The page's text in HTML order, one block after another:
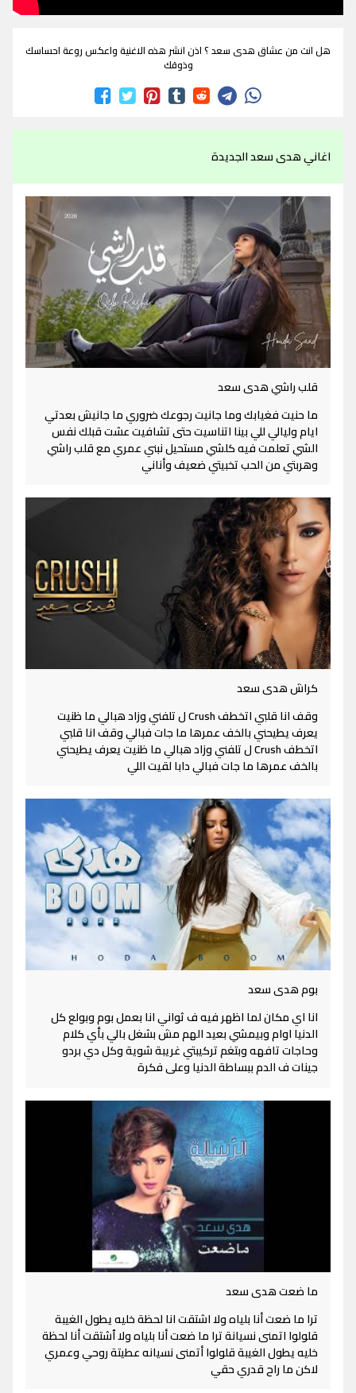
هل انت من عشاق هدى سعد ؟ اذن انشر هذه الاغنية واعكس روعة احساسك
وذوقك
اغاني هدى سعد الجديدة
قلب راشي هدى سعد
ما حنيت فغيابك وما جانيت رجوعك ضروري ما جانيش بعدتي
ايام وليالي للي بينا اتناسيت حتى تشافيت عشت قبلك نفس
الشي تعلمت فيه كلشي مستحيل نبني عمري مع قلب راشي
وهربتي من الحب تخبيتي ضعيف وأناني
كراش هدى سعد
وقف انا قلبي اتخطف Crush ل تلفني وزاد هبالي ما ظنيت
يعرف يطيحني بالخف عمرها ما جات فبالي وقف انا قلبي
اتخطف Crush ل تلفني وزاد هبالي ما ظنيت يعرف يطيحني
بالخف عمرها ما جات فبالي دابا لقيت اللي
بوم هدى سعد
انا اي مكان لما اظهر فيه ف ثواني انا بعمل بوم وبولع كل
الدنيا اوام وبيمشي بعيد الهم مش بشغل بالي بأي كلام
وحاجات تافهه وبتغم تركيبتي غريبة شوية وكل دي بردو
جينات ف الدم ببساطة الدنيا وعلى فكرة
ما ضعت هدى سعد
ترا ما ضعت أنا بلياه ولا اشتقت انا لحظة خليه يطول الغيبة
قلولوا اتمنى نسيانة ترا ما ضعت أنا بلياه ولا ٱشتقت أنا لحظة
خليه يطول الغيبة قلولوا أتمنى نسيانه عطيتة روحي وعمري
لاكن ما راح قدري حقي